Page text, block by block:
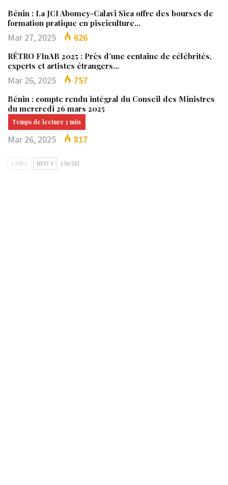
Bénin : La JCI Abomey-Calavi Sica offre des bourses de
formation pratique en pisciculture…
Mar 27, 2025 626
RÉTRO FInAB 2025 : Près d’une centaine de célébrités,
experts et artistes étrangers…
Mar 26, 2025 757
Bénin : compte rendu intégral du Conseil des Ministres
du mercredi 26 mars 2025
Mar 26, 2025 817
PREV NEXT 1 De 533